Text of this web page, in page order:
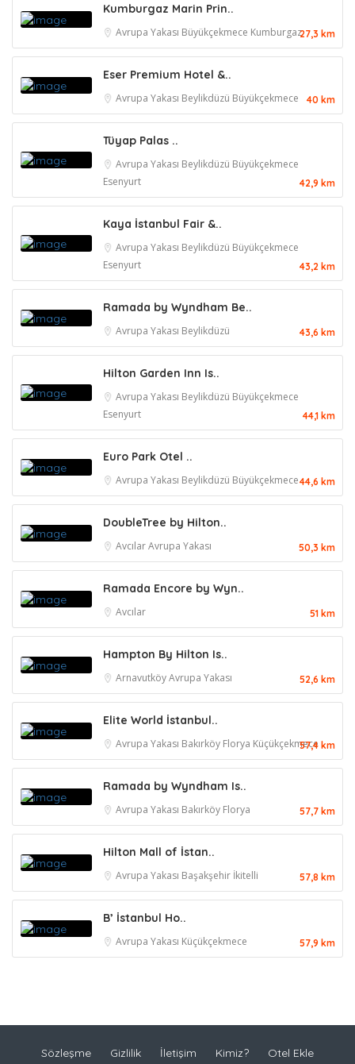
Kumburgaz Marin Prin..
Avrupa Yakası Büyükçekmece Kumburgaz27,3 km
Eser Premium Hotel &..
Avrupa Yakası Beylikdüzü Büyükçekmece 40 km
Tüyap Palas ..
Avrupa Yakası Beylikdüzü Büyükçekmece
Esenyurt
42,9 km
Kaya İstanbul Fair &..
Avrupa Yakası Beylikdüzü Büyükçekmece
Esenyurt
43,2 km
Ramada by Wyndham Be..
Avrupa Yakası Beylikdüzü 43,6 km
Hilton Garden Inn Is..
Avrupa Yakası Beylikdüzü Büyükçekmece
Esenyurt
44,1 km
Euro Park Otel ..
Avrupa Yakası Beylikdüzü Büyükçekmece44,6 km
DoubleTree by Hilton..
AvcılarAvrupa Yakası 50,3 km
Ramada Encore by Wyn..
Avcılar 51 km
Hampton By Hilton Is..
ArnavutköyAvrupa Yakası 52,6 km
Elite World İstanbul..
Avrupa Yakası Bakırköy Florya Küçükçekmece57,4 km
Ramada by Wyndham Is..
Avrupa Yakası Bakırköy Florya 57,7 km
Hilton Mall of İstan..
Avrupa Yakası Başakşehir İkitelli 57,8 km
B’ İstanbul Ho..
Avrupa Yakası Küçükçekmece 57,9 km
Sözleşme Gizlilik İletişim Kimiz?
Otel Ekle